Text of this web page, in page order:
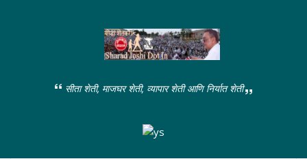
सीता शेती, माजघर शेती, व्यापार शेती आणि निर्यात शेती